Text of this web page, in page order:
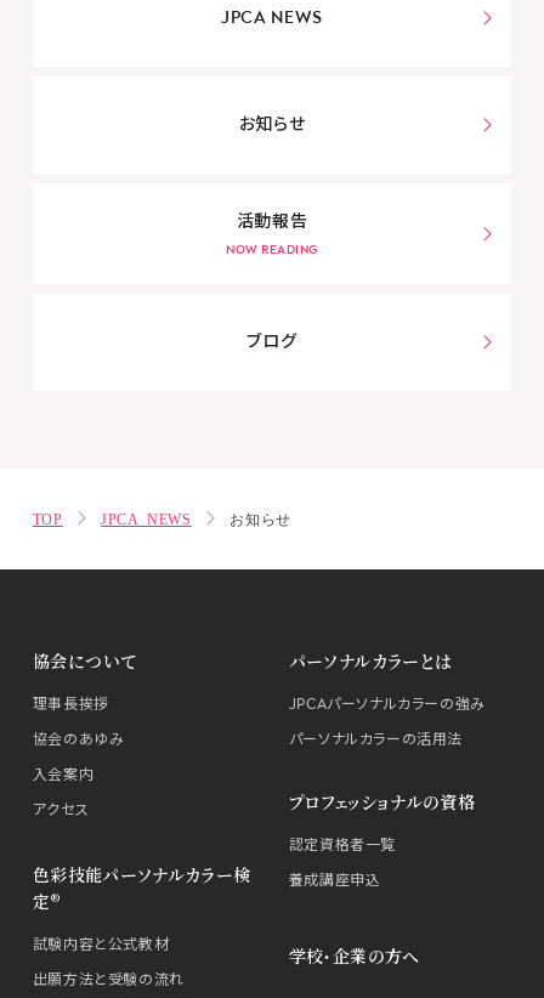
JPCA NEWS
お知らせ
活動報告
ブログ
TOP JPCA NEWS お知らせ
協会について
理事長挨拶
協会のあゆみ
入会案内
アクセス
パーソナルカラーとは
JPCAパーソナルカラーの強み
パーソナルカラーの活用法
色彩技能パーソナルカラー検
定®
試験内容と公式教材
出願方法と受験の流れ
プロフェッショナルの資格
認定資格者一覧
養成講座申込
学校・企業の方へ